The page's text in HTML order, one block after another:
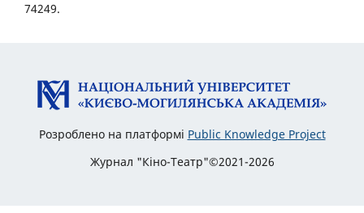
74249.
Розроблено на платформі Public Knowledge Project
Журнал "Кіно-Театр"©2021-2026